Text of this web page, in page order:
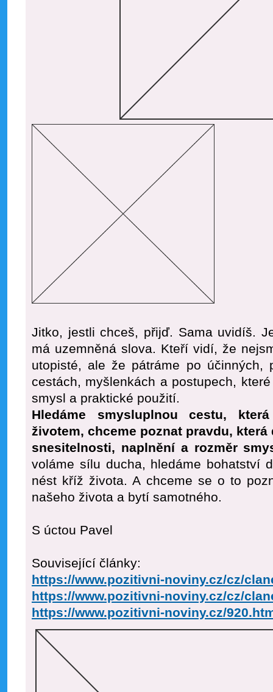
Jitko, jestli chceš, přijď. Sama uvidíš.
má uzemněná slova. Kteří vidí, že
utopisté, ale že pátráme po účinných,
cestách, myšlenkách a postupech,
smysl a praktické použití.
Hledáme smysluplnou cestu,
životem, chceme poznat pravdu,
snesitelnosti, naplnění a rozměr
voláme sílu ducha, hledáme bohatství
nést kříž života. A chceme se o to
našeho života a bytí samotného.
S úctou Pavel
Související články:
https://www.pozitivni-noviny.cz/cz/
https://www.pozitivni-noviny.cz/cz/
https://www.pozitivni-noviny.cz/